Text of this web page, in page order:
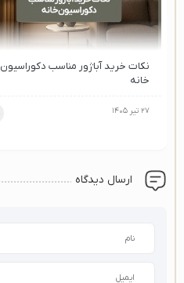
نکات خرید آباژور مناسب دکوراسیون
خانه
۲۷ تیر ۱۴۰۵
ارسال دیدگاه